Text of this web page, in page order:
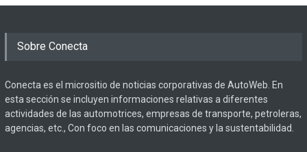
Sobre Conecta
Conecta es el micrositio de noticias corporativas de AutoWeb. En
esta sección se incluyen informaciones relativas a diferentes
actividades de las automotrices, empresas de transporte, petroleras,
agencias, etc., Con foco en las comunicaciones y la sustentabilidad.